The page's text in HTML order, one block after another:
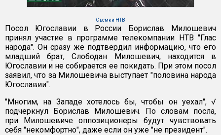
Съемки НТВ
Посол Югославии в России Борислав Милошевич
принял участие в программе телекомпании НТВ "Глас
народа". Он сразу же подтвердил информацию, что его
младший брат, Слободан Милошевич, находится в
Югославии и не собирается ее покидать. При этом посол
заявил, что за Милошевича выступает "половина народа
Югославии".
"Многим, на Западе хотелось бы, чтобы он уехал", √
подчеркнул Борислав Милошевич. По словам посла,
при Милошевиче оппозиционеры будут чувствовать
себя "некомфортно", даже если он уже "не президент".